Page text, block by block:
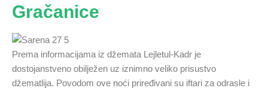
Gračanice
Prema informacijama iz džemata Lejletul-Kadr je
dostojanstveno obilježen uz iznimno veliko prisustvo
džematlija. Povodom ove noći priređivani su iftari za odrasle i